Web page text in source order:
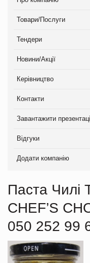
Товари/Послуги
Тендери
Новини/Акції
Керівництво
Контакти
Завантажити
Відгуки
Додати компанію
Паста Чилі
CHEF’S
050 252 99